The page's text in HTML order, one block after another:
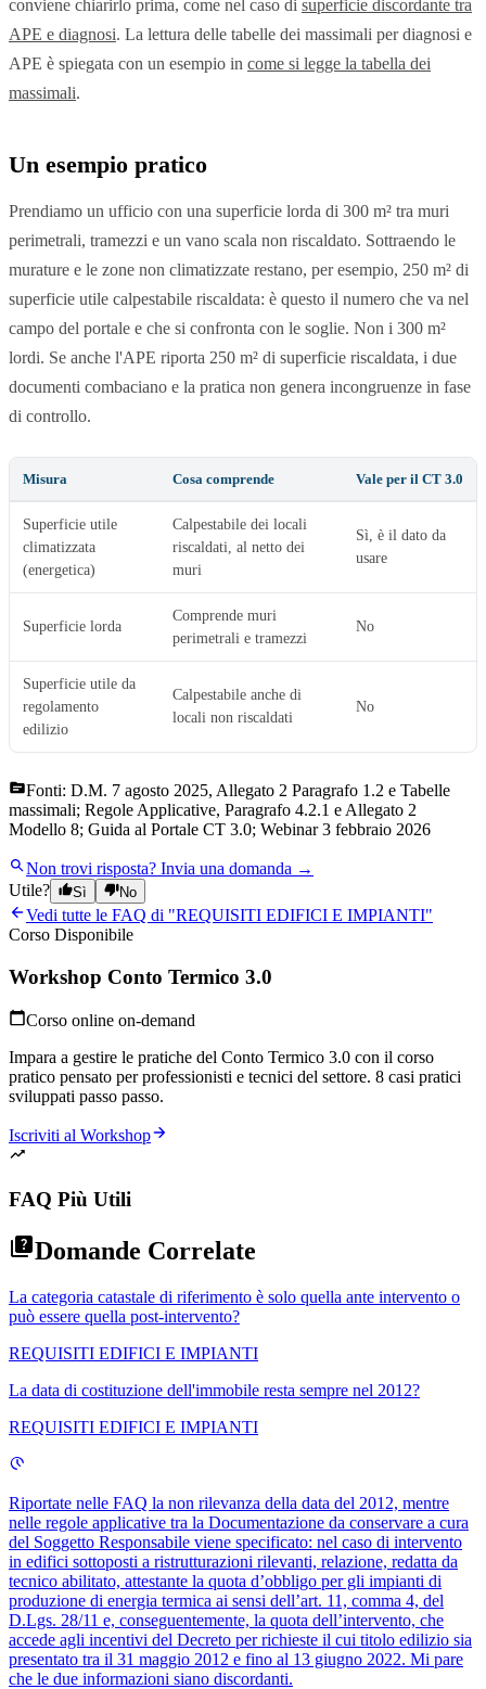
conviene chiarirlo prima, come nel caso di superficie discordante tra
APE e diagnosi. La lettura delle tabelle dei massimali per diagnosi e
APE è spiegata con un esempio in come si legge la tabella dei
massimali.
Un esempio pratico
Prendiamo un ufficio con una superficie lorda di 300 m² tra muri
perimetrali, tramezzi e un vano scala non riscaldato. Sottraendo le
murature e le zone non climatizzate restano, per esempio, 250 m² di
superficie utile calpestabile riscaldata: è questo il numero che va nel
campo del portale e che si confronta con le soglie. Non i 300 m²
lordi. Se anche l'APE riporta 250 m² di superficie riscaldata, i due
documenti combaciano e la pratica non genera incongruenze in fase
di controllo.
Misura Cosa comprende Vale per il CT 3.0
Superficie utile
climatizzata
(energetica)
Calpestabile dei locali
riscaldati, al netto dei
muri
Sì, è il dato da
usare
Superficie lorda
Comprende muri
perimetrali e tramezzi
No
Superficie utile da
regolamento
edilizio
Calpestabile anche di
locali non riscaldati
No
Fonti: D.M. 7 agosto 2025, Allegato 2 Paragrafo 1.2 e Tabelle
massimali; Regole Applicative, Paragrafo 4.2.1 e Allegato 2
Modello 8; Guida al Portale CT 3.0; Webinar 3 febbraio 2026
Non trovi risposta? Invia una domanda →
Utile?
Sì No
Vedi tutte le FAQ di "REQUISITI EDIFICI E IMPIANTI"
Corso Disponibile
Workshop Conto Termico 3.0
Corso online on-demand
Impara a gestire le pratiche del Conto Termico 3.0 con il corso
pratico pensato per professionisti e tecnici del settore. 8 casi pratici
sviluppati passo passo.
Iscriviti al Workshop
FAQ Più Utili
Domande Correlate
La categoria catastale di riferimento è solo quella ante intervento o
può essere quella post-intervento?
REQUISITI EDIFICI E IMPIANTI
La data di costituzione dell'immobile resta sempre nel 2012?
REQUISITI EDIFICI E IMPIANTI
Riportate nelle FAQ la non rilevanza della data del 2012, mentre
nelle regole applicative tra la Documentazione da conservare a cura
del Soggetto Responsabile viene specificato: nel caso di intervento
in edifici sottoposti a ristrutturazioni rilevanti, relazione, redatta da
tecnico abilitato, attestante la quota d’obbligo per gli impianti di
produzione di energia termica ai sensi dell’art. 11, comma 4, del
D.Lgs. 28/11 e, conseguentemente, la quota dell’intervento, che
accede agli incentivi del Decreto per richieste il cui titolo edilizio sia
presentato tra il 31 maggio 2012 e fino al 13 giugno 2022. Mi pare
che le due informazioni siano discordanti.